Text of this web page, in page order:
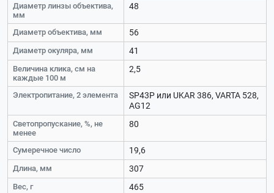
Диаметр линзы объектива,
мм
48
Диаметр объектива, мм 56
Диаметр окуляра, мм 41
Величина клика, см на
каждые 100 м
2,5
Электропитание, 2 элемента
SP43P или UKAR 386, VARTA 528,
AG12
Светопропускание, %, не
менее
80
Сумеречное число 19,6
Длина, мм 307
Вес, г 465